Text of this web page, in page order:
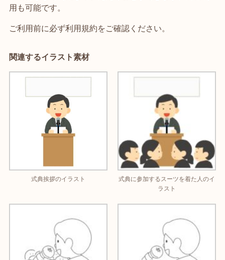
用も可能です。
ご利用前に必ず利用規約をご確認ください。
関連するイラスト素材
式典挨拶のイラスト
式典に参加するスーツを着た人のイ
ラスト